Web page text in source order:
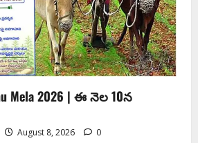
Mela 2026 | ఈ నెల 10న
August 8, 2026 0